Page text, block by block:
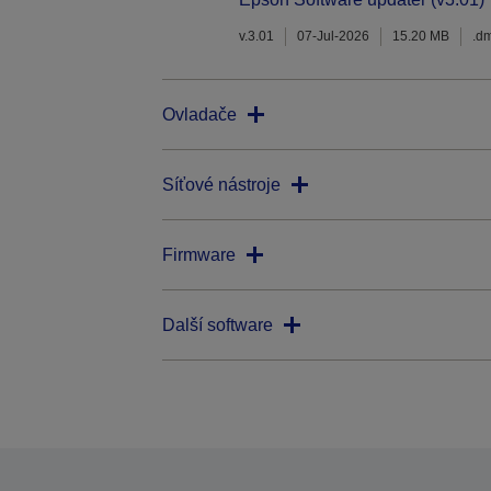
v.3.01 07-Jul-2026 15.20 MB
Ovladače
Síťové nástroje
Firmware
Další software